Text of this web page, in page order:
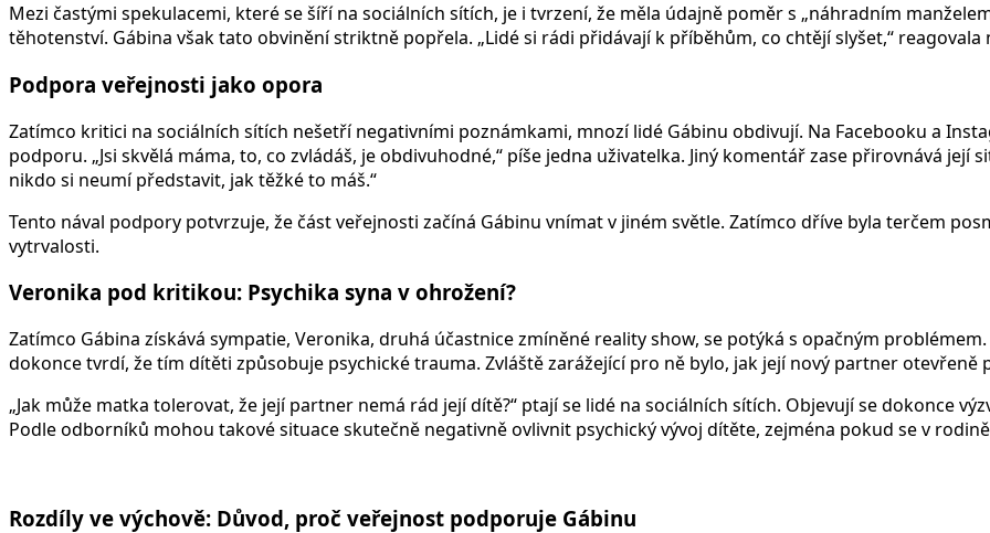
Mezi častými spekulacemi, které se šíří na sociálních sítích, je i tvrzení, že měla údajně poměr s „náhradním
těhotenství. Gábina však tato obvinění striktně popřela. „Lidé si rádi přidávají k příběhům, co chtějí slyšet,“
Podpora veřejnosti jako opora
Zatímco kritici na sociálních sítích nešetří negativními poznámkami, mnozí lidé Gábinu obdivují. Na Facebooku a
podporu. „Jsi skvělá máma, to, co zvládáš, je obdivuhodné,“ píše jedna uživatelka. Jiný komentář zase přirovnává její
nikdo si neumí představit, jak těžké to máš.“
Tento nával podpory potvrzuje, že část veřejnosti začíná Gábinu vnímat v jiném světle. Zatímco dříve byla terčem
vytrvalosti.
Veronika pod kritikou: Psychika syna v ohrožení?
Zatímco Gábina získává sympatie, Veronika, druhá účastnice zmíněné reality show, se potýká s opačným
dokonce tvrdí, že tím dítěti způsobuje psychické trauma. Zvláště zarážející pro ně bylo, jak její nový partner otevřeně
„Jak může matka tolerovat, že její partner nemá rád její dítě?“ ptají se lidé na sociálních sítích. Objevují se dokonce
Podle odborníků mohou takové situace skutečně negativně ovlivnit psychický vývoj dítěte, zejména pokud se v
Rozdíly ve výchově: Důvod, proč veřejnost podporuje Gábinu